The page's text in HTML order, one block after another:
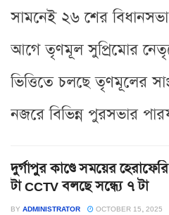
সামনেই ২৬ শের বিধানসভা
আগে তৃণমূল সুপ্রিমোর
ভিত্তিতে চলছে তৃণমূলের
নজরে বিভিন্ন পুরসভার
দুর্গাপুর কাণ্ডে সময়ের
টা CCTV বলছে সন্ধ্যে ৭ টা
BY ADMINISTRATOR OCTOBER 15, 2025